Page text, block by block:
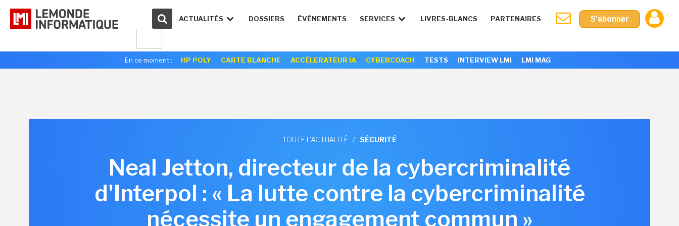
ACTUALITÉS DOSSIERS ÉVÉNEMENTS SERVICES LIVRES-BLANCS PARTENAIRES S'abonner
En ce moment : HP POLY CARTE BLANCHE ACCÉLERATEUR IA CYBERCOACH TESTS INTERVIEW LMI LMI MAG
TOUTE L'ACTUALITÉ / SÉCURITÉ
Neal Jetton, directeur de la cybercriminalité
d'Interpol : « La lutte contre la cybercriminalité
nécessite un engagement commun »